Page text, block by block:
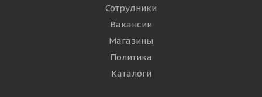
Сотрудники
Вакансии
Магазины
Политика
Каталоги